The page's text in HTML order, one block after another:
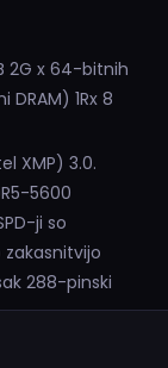
2G x 64-bitnih
DRAM) 1Rx 8
XMP) 3.0.
5600
ji so
zakasnitvijo
288-pinski